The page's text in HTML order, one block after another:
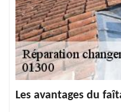
Les avantages du